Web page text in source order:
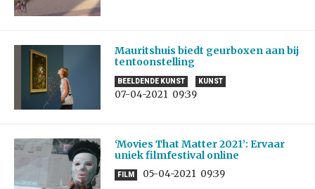
Mauritshuis biedt geurboxen aan bij
tentoonstelling
BEELDENDE KUNST KUNST
07-04-2021 09:39
‘Movies That Matter 2021’: Ervaar
uniek filmfestival online
FILM 05-04-2021 09:39